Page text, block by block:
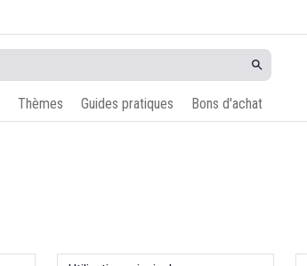
Thèmes Guides pratiques Bons d'achat